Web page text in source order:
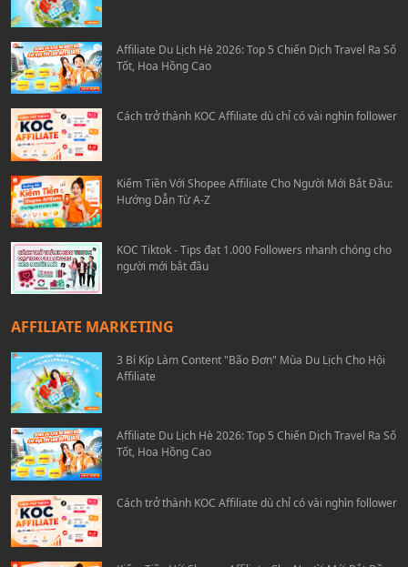
Affiliate Du Lịch Hè 2026: Top 5 Chiến Dịch Travel Ra Số
Tốt, Hoa Hồng Cao
Cách trở thành KOC Affiliate dù chỉ có vài nghìn follower
Kiếm Tiền Với Shopee Affiliate Cho Người Mới Bắt Đầu:
Hướng Dẫn Từ A-Z
KOC Tiktok - Tips đạt 1.000 Followers nhanh chóng cho
người mới bắt đầu
AFFILIATE MARKETING
3 Bí Kíp Làm Content "Bão Đơn" Mùa Du Lịch Cho Hội
Affiliate
Affiliate Du Lịch Hè 2026: Top 5 Chiến Dịch Travel Ra Số
Tốt, Hoa Hồng Cao
Cách trở thành KOC Affiliate dù chỉ có vài nghìn follower